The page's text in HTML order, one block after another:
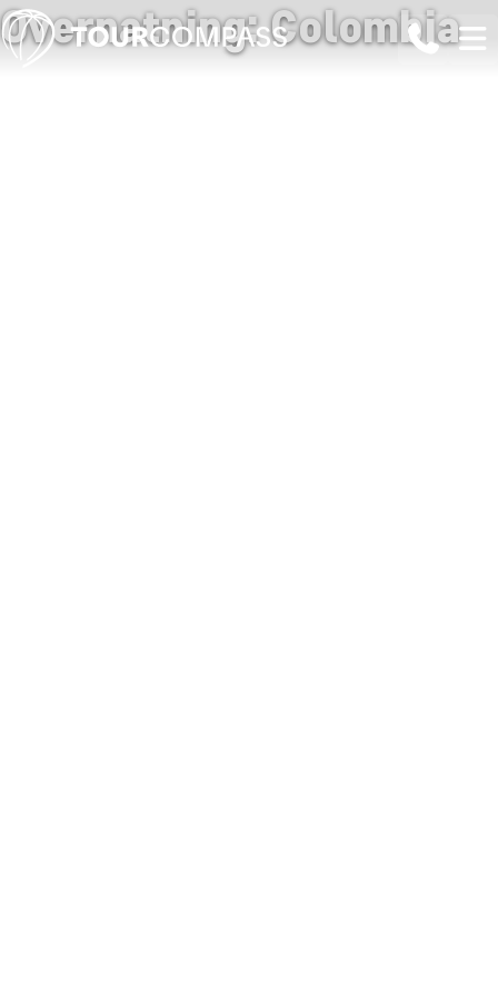
Overnatning: Colombia